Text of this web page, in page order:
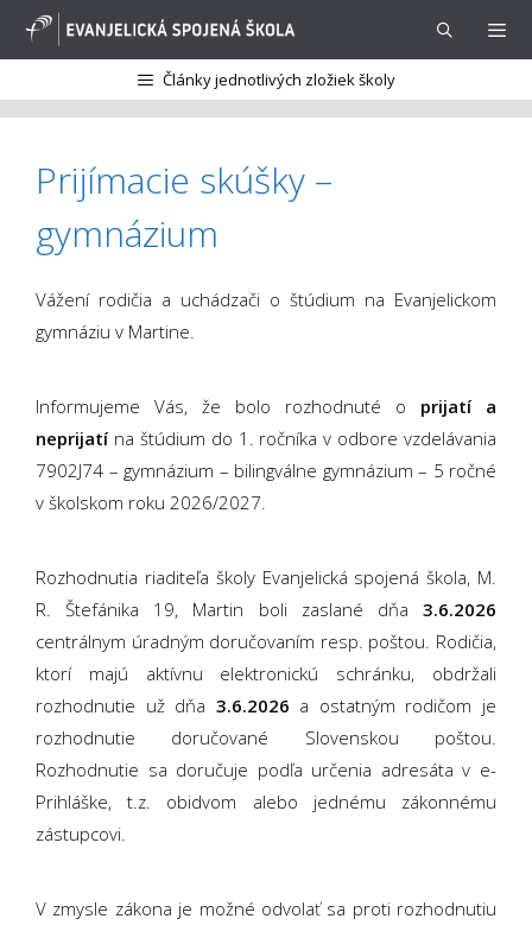
Preskočiť
Články jednotlivých zložiek školy
Prijímacie skúšky –
gymnázium
Vážení rodičia a uchádzači o štúdium na Evanjelickom
gymnáziu v Martine.
Informujeme Vás, že bolo rozhodnuté o prijatí a
neprijatína štúdium do 1. ročníka v odbore vzdelávania
7902J74 – gymnázium – bilingválne gymnázium – 5 ročné
v školskom roku 2026/2027.
Rozhodnutia riaditeľa školy Evanjelická spojená škola, M.
R. Štefánika 19, Martin boli zaslané dňa 3.6.2026
centrálnym úradným doručovaním resp. poštou. Rodičia,
ktorí majú aktívnu elektronickú schránku, obdržali
rozhodnutie už dňa 3.6.2026 a ostatným rodičom je
rozhodnutie doručované Slovenskou poštou.
Rozhodnutie sa doručuje podľa určenia adresáta v e-
Prihláške, t.z. obidvom alebo jednému zákonnému
zástupcovi.
V zmysle zákona je možné odvolať sa proti rozhodnutiu